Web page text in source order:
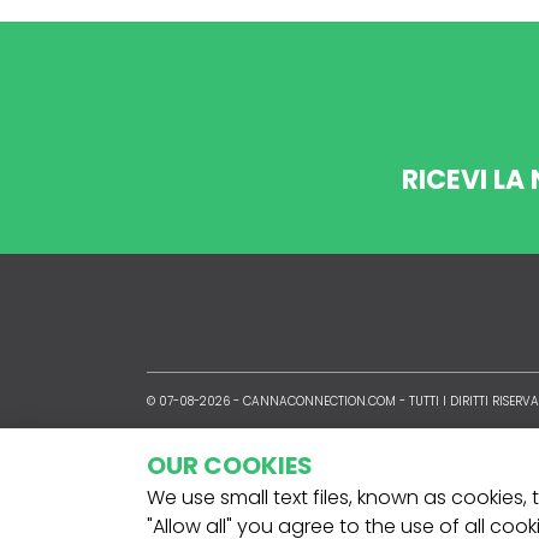
RICEVI LA
© 07-08-2026 - CANNACONNECTION.COM - TUTTI I DIRITTI
OUR COOKIES
We use small text files, known as
"Allow all" you agree to the use of all